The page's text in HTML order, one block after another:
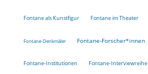
Fontane als Kunstfigur Fontane im Theater
Fontane-Denkmäler Fontane-Forscher*innen
Fontane-Institutionen Fontane-Interviewreihe